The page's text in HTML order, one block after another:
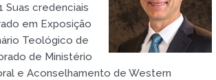
Suas credenciais
em Exposição
Teológico de
de Ministério
e Aconselhamento de Western